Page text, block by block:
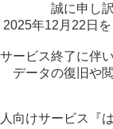
誠に申し
2025年12月22日
サービス終了に伴い
データの復旧や
向けサービス『